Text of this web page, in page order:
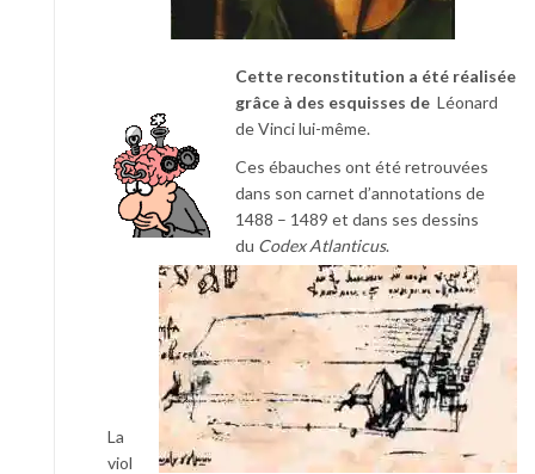
Cette reconstitution a été réalisée
grâce à des esquisses de Léonard
de Vinci lui-même.
Ces ébauches ont été retrouvées
dans son carnet d’annotations de
1488 – 1489 et dans ses dessins
du Codex Atlanticus.
La
viol